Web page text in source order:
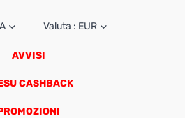
Valuta : EUR
AVVISI
CASHBACK